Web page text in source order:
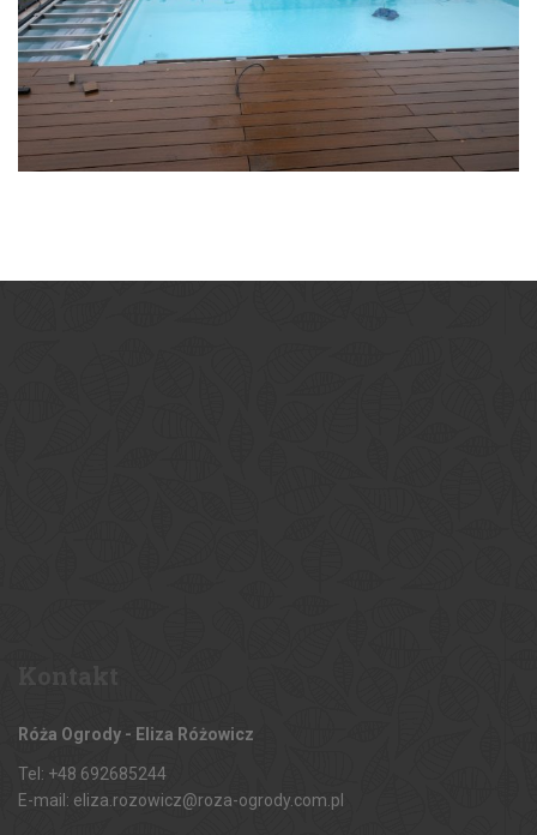
Róża Ogrody - Eliza Różowicz
Tel: +48 692685244
E-mail: eliza.rozowicz@roza-ogrody.com.pl